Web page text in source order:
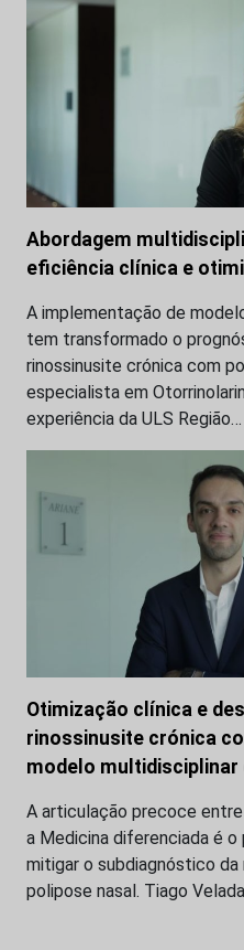
Abordagem
eficiência clínica e
A implementação de
tem transformado o
rinossinusite crónica com
especialista em
experiência da ULS Região…
Otimização clínica e
rinossinusite crónica
modelo multidisciplinar
A articulação precoce entre
a Medicina diferenciada é
mitigar o subdiagnóstico
polipose nasal. Tiago